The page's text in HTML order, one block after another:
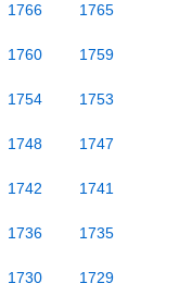
1766 1765
1760 1759
1754 1753
1748 1747
1742 1741
1736 1735
1730 1729